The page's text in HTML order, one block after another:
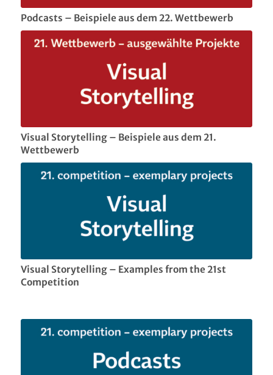
Podcasts – Beispiele aus dem 22. Wettbewerb
Visual Storytelling – Beispiele aus dem 21.
Wettbewerb
Visual Storytelling – Examples from the 21st
Competition